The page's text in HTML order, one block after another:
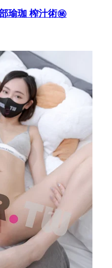
瑜珈 榨汁術㊙️